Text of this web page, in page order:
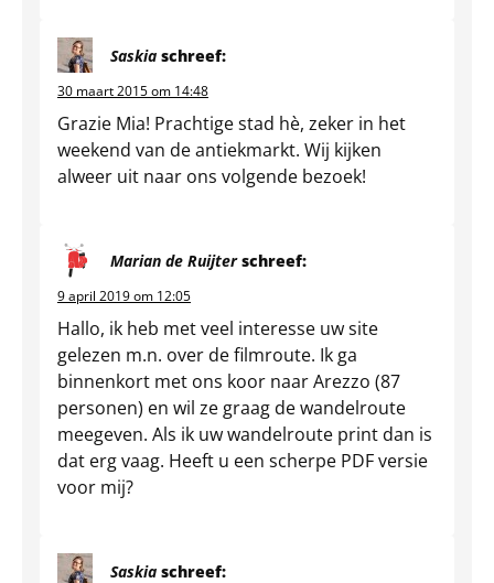
Saskia schreef:
30 maart 2015 om 14:48
Grazie Mia! Prachtige stad hè, zeker in het
weekend van de antiekmarkt. Wij kijken
alweer uit naar ons volgende bezoek!
Marian de Ruijter schreef:
9 april 2019 om 12:05
Hallo, ik heb met veel interesse uw site
gelezen m.n. over de filmroute. Ik ga
binnenkort met ons koor naar Arezzo (87
personen) en wil ze graag de wandelroute
meegeven. Als ik uw wandelroute print dan is
dat erg vaag. Heeft u een scherpe PDF versie
voor mij?
Saskia schreef: